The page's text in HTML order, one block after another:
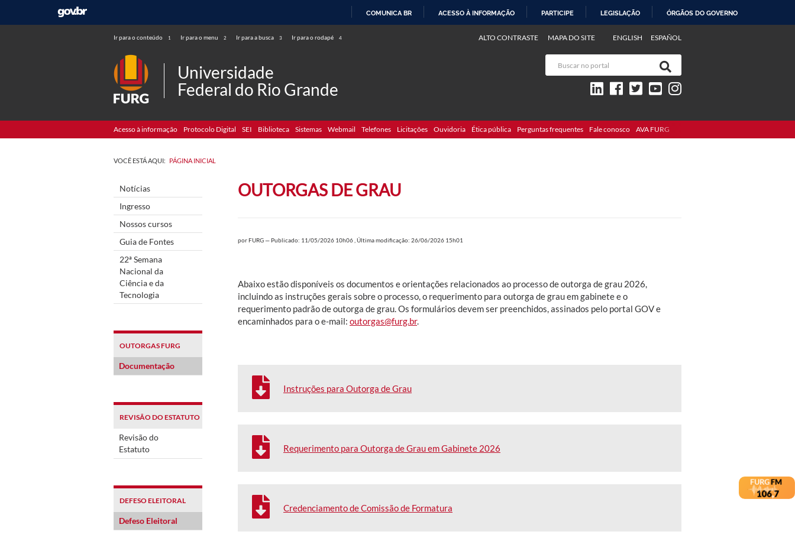
COMUNICA BR ACESSO À INFORMAÇÃO PARTICIPE LEGISLAÇÃO ÓRGÃOS DO GOVERNO
Ir para o conteúdo 1 Ir para o menu 2 Ir para a busca 3 Ir para o rodapé 4 ENGLISH ESPAÑOL
ALTO CONTRASTE MAPA DO SITE
Universidade
Federal do Rio Grande
Acesso à informação Protocolo Digital SEI Biblioteca Sistemas Webmail Telefones Licitações Ouvidoria Ética pública Perguntas frequentes Fale conosco AVA FURG
VOCÊ ESTÁ AQUI: PÁGINA INICIAL
Notícias
Ingresso
Nossos cursos
Guia de Fontes
22ª Semana
Nacional da
Ciência e da
Tecnologia
OUTORGAS FURG
Documentação
REVISÃO DO ESTATUTO
Revisão do
Estatuto
DEFESO ELEITORAL
Defeso Eleitoral
OUTORGAS DE GRAU
porFURG— Publicado: 11/05/2026 10h06 Última modificação: 26/06/2026 15h01
Abaixo estão disponíveis os documentos e orientações relacionados ao processo de outorga de grau 2026,
incluindo as instruções gerais sobre o processo, o requerimento para outorga de grau em gabinete e o
requerimento padrão de outorga de grau. Os formulários devem ser preenchidos, assinados pelo portal GOV e
encaminhados para o e-mail: outorgas@furg.br.
Instruções para Outorga de Grau
Requerimento para Outorga de Grau em Gabinete 2026
Credenciamento de Comissão de Formatura